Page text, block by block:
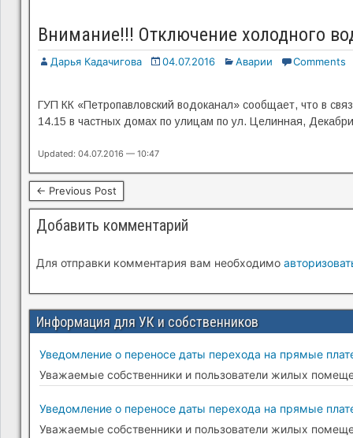
Внимание!!! Отключение холодного
Дарья Кадачигова 04.07.2016 Аварии Comments
ГУП КК «Петропавловский водоканал» сообщает, что в
14.15 в частных домах по улицам по ул. Целинная,
Updated: 04.07.2016 — 10:47
← Previous Post
Добавить комментарий
Для отправки комментария вам необходимо
Информация для УК и собственников
Уведомление о переносе даты перехода на прямые
Уважаемые собственники и пользователи жилых
Уведомление о переносе даты перехода на прямые
Уважаемые собственники и пользователи жилых